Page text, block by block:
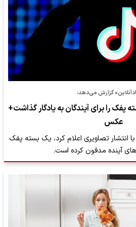
گزارش می‌دهد:
را برای آیندگان به یادگار گذاشت+
عکس
انتشار تصاویری اعلام کرد، یک بسته پفک
آینده مدفون کرده است.